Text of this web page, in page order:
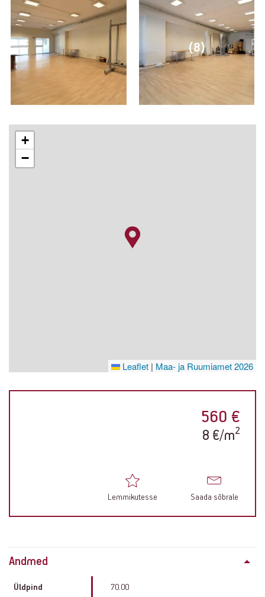
(8)
+
−
Leaflet | Maa- ja Ruumiamet 2026
560 €
8 €/m2
Lemmikutesse Saada sõbrale
Property
Andmed
Üldpind 70.00